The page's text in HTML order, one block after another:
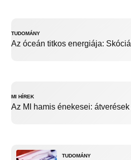
TUDOMÁNY
Az óceán titkos energiája:
MI HÍREK
Az MI hamis énekesei:
TUDOMÁNY